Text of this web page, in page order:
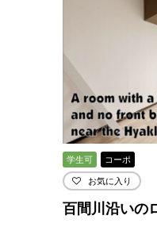
学生可 コーポ
お気に入り
百間川沿いの